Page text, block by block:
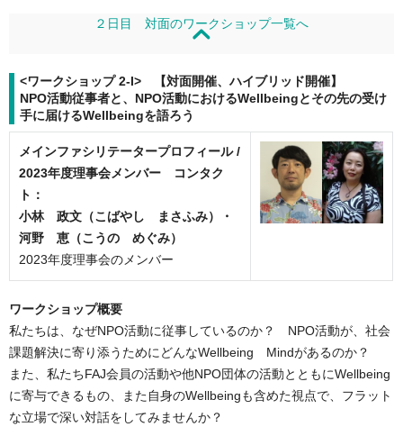
２日目 対面のワークショップ一覧へ
<ワークショップ 2-I> 【対面開催、ハイブリッド開催】
NPO活動従事者と、NPO活動におけるWellbeingとその先の受け
手に届けるWellbeingを語ろう
メインファシリテータープロフィール /
2023年度理事会メンバー コンタク
ト：
小林 政文（こばやし まさふみ）・
河野 恵（こうの めぐみ）
2023年度理事会のメンバー
ワークショップ概要
私たちは、なぜNPO活動に従事しているのか？ NPO活動が、社会
課題解決に寄り添うためにどんなWellbeing Mindがあるのか？
また、私たちFAJ会員の活動や他NPO団体の活動とともにWellbeing
に寄与できるもの、また自身のWellbeingも含めた視点で、フラット
な立場で深い対話をしてみませんか？